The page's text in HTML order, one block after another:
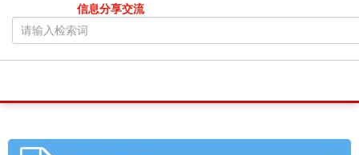
信息分享交流